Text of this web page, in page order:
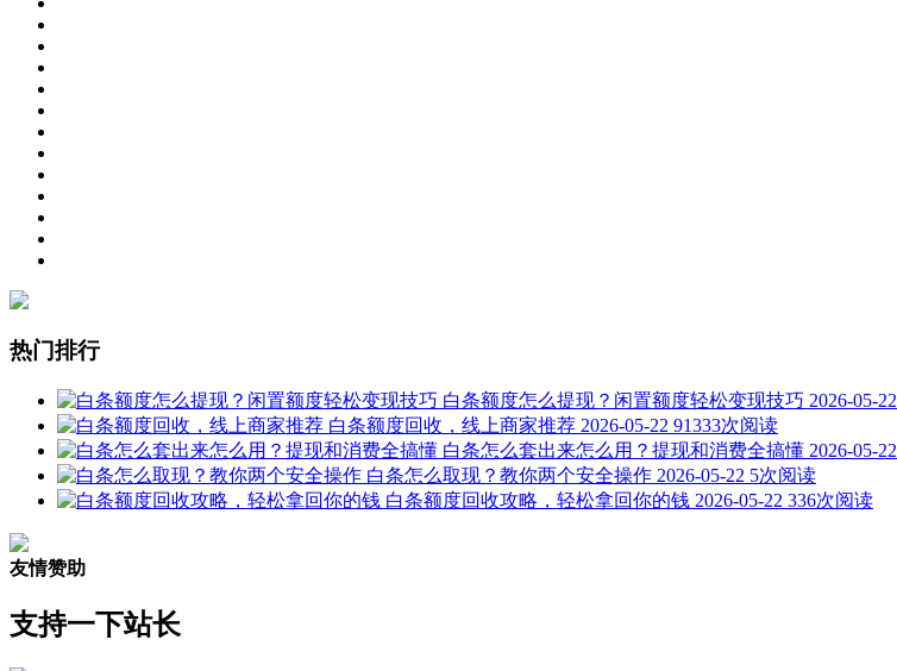
热门排行
白条额度怎么提现？闲置额度轻松变现技巧 2026-05-22
白条额度回收，线上商家推荐 2026-05-22 91333次阅读
白条怎么套出来怎么用？提现和消费全搞懂 2026-05-22
白条怎么取现？教你两个安全操作 2026-05-22 5次阅读
白条额度回收攻略，轻松拿回你的钱 2026-05-22 336次阅读
友情赞助
支持一下站长